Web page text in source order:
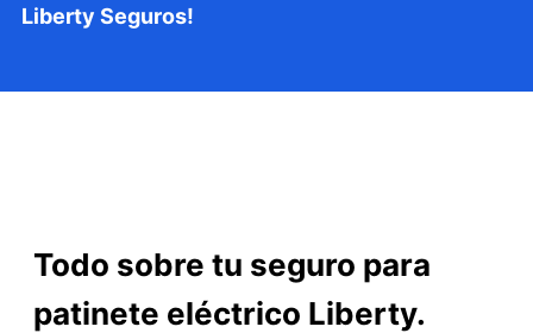
Liberty Seguros!
Todo sobre tu seguro para
patinete eléctrico Liberty.